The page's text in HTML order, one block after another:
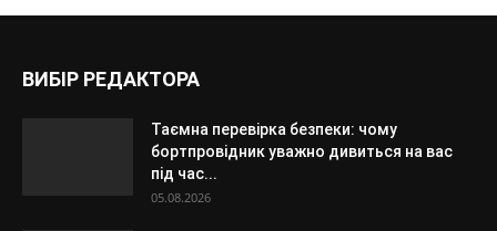
ВИБІР РЕДАКТОРА
Таємна перевірка безпеки: чому
бортпровідник уважно дивиться на вас
під час...
05.08.2026